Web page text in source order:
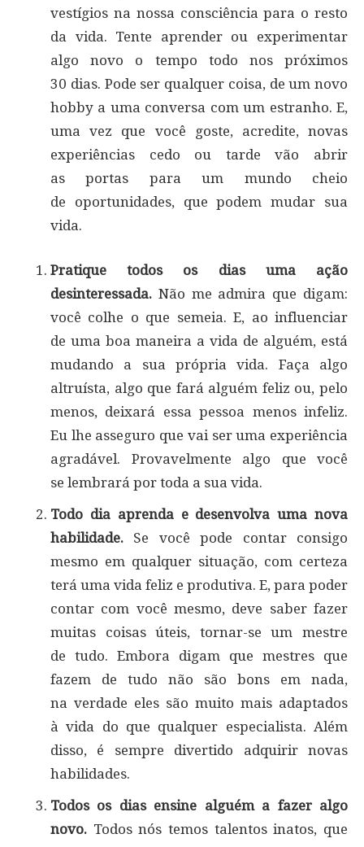
vestígios na nossa consciência para o resto
da vida. Tente aprender ou experimentar
algo novo o tempo todo nos próximos
30 dias. Pode ser qualquer coisa, de um novo
hobby a uma conversa com um estranho. E,
uma vez que você goste, acredite, novas
experiências cedo ou tarde vão abrir
as portas para um mundo cheio
de oportunidades, que podem mudar sua
vida.
Pratique todos os dias uma ação
desinteressada. Não me admira que digam:
você colhe o que semeia. E, ao influenciar
de uma boa maneira a vida de alguém, está
mudando a sua própria vida. Faça algo
altruísta, algo que fará alguém feliz ou, pelo
menos, deixará essa pessoa menos infeliz.
Eu lhe asseguro que vai ser uma experiência
agradável. Provavelmente algo que você
se lembrará por toda a sua vida.
Todo dia aprenda e desenvolva uma nova
habilidade. Se você pode contar consigo
mesmo em qualquer situação, com certeza
terá uma vida feliz e produtiva. E, para poder
contar com você mesmo, deve saber fazer
muitas coisas úteis, tornar-se um mestre
de tudo. Embora digam que mestres que
fazem de tudo não são bons em nada,
na verdade eles são muito mais adaptados
à vida do que qualquer especialista. Além
disso, é sempre divertido adquirir novas
habilidades.
Todos os dias ensine alguém a fazer algo
novo. Todos nós temos talentos inatos, que